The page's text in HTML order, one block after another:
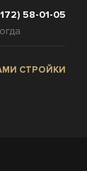
58-01-05
СТРОЙКИ